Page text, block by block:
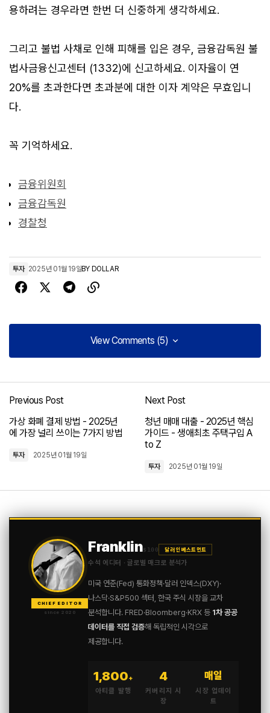
용하려는 경우라면 한번 더 신중하게 생각하세요.
그리고 불법 사채로 인해 피해를 입은 경우, 금융감독원 불
법사금융신고센터 (1332)에 신고하세요. 이자율이 연
20%를 초과한다면 초과분에 대한 이자 계약은 무효입니
다.
꼭 기억하세요.
금융위원회
금융감독원
경찰청
투자 2025년 01월 19일BY DOLLAR
View Comments (5)
View Comments (5)
This post is a game-changer. I've learned so much
from it – thank you!
Joanna Wellick
2024년 05월 03일 at 9:43 오전
답글을 남기기 위해 로그인하기
I'm so glad I found your site. Your posts are
Allan Fleming
답글을 남기기 위해 로그인하기
Thank you! I\'m thrilled that you found the post
valuable. Your support means a lot.
2024년 05월 03일 at 10:07 오전
Thank you for your kind words. I\'m delighted that you
Previous Post
가상 화폐 결제 방법 - 2025년
에 가장 널리 쓰이는 7가지 방법
투자 2025년 01월 19일
Next Post
청년 매매 대출 - 2025년 핵심
가이드 - 생애최초 주택구입 A
to Z
투자 2025년 01월 19일
CHIEF EDITOR
since 2020
Franklin$100 달러 인베스트먼트
수석 에디터 · 글로벌 매크로 분석가
미국 연준(Fed) 통화정책·달러 인덱스(DXY)·
나스닥·S&P500 섹터, 한국 주식 시장을 교차
분석합니다. FRED·Bloomberg·KRX 등 1차 공공
데이터를 직접 검증해 독립적인 시각으로
제공합니다.
1,800+
아티클 발행
4
커버리지 시
장
매일
시장 업데이
트